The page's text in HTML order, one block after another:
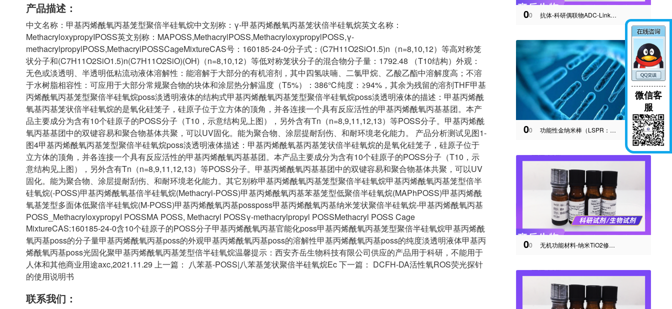
产品描述：
中文名称：甲基丙烯酰氧丙基笼型聚倍半硅氧烷中文别称：γ-甲基丙烯酰氧丙基笼状倍半硅氧烷英文名称：
MethacryloxypropyIPOSS英文别称：MAPOSS,MethacrylPOSS,MethacryloxypropylPOSS,γ-
methacrylpropylPOSS,MethacrylPOSSCageMixtureCAS号：160185-24-0分子式：(C7H11O2SiO1.5)n（n=8,10,12）等高对称笼
状分子和(C7H11O2SiO1.5)n(C7H11O2SiO)(OH)（n=8,10,12）等低对称笼状分子的混合物分子量：1792.48 （T10结构）外观：
无色或淡透明、半透明低粘流动液体溶解性：能溶解于大部分的有机溶剂，其中四氢呋喃、二氯甲烷、乙酸乙酯中溶解度高；不溶
于水树脂相容性：可应用于大部分常规聚合物的块体和涂层热分解温度（T5%）：386℃纯度：≥94%，其余为残留的溶剂THF甲基
丙烯酰氧丙基笼型聚倍半硅氧烷poss淡透明液体的结构式甲基丙烯酰氧丙基笼型聚倍半硅氧烷poss淡透明液体的描述：甲基丙烯酰
氧基丙基笼状倍半硅氧烷的是氧化硅笼子，硅原子位于立方体的顶角，并各连接一个具有反应活性的甲基丙烯酰氧丙基基团。本产
品主要成分为含有10个硅原子的POSS分子（T10，示意结构见上图），另外含有Tn（n=8,9,11,12,13）等POSS分子。甲基丙烯酰
氧丙基基团中的双键容易和聚合物基体共聚，可以UV固化。能为聚合物、涂层提耐刮伤、和耐环境老化能力。 产品分析测试见图1-
图4甲基丙烯酰氧丙基笼型聚倍半硅氧烷poss淡透明液体描述：甲基丙烯酰氧基丙基笼状倍半硅氧烷的是氧化硅笼子，硅原子位于
立方体的顶角，并各连接一个具有反应活性的甲基丙烯酰氧丙基基团。本产品主要成分为含有10个硅原子的POSS分子（T10，示
意结构见上图），另外含有Tn（n=8,9,11,12,13）等POSS分子。甲基丙烯酰氧丙基基团中的双键容易和聚合物基体共聚，可以UV
固化。能为聚合物、涂层提耐刮伤、和耐环境老化能力。其它别称甲基丙烯酰氧丙基笼型聚倍半硅氧烷甲基丙烯酰氧丙基笼型倍半
硅氧烷(-POSS)甲基丙烯酰氧基倍半硅氧烷(Methacryl-POSS)甲基丙烯酰氧丙基苯基笼型低聚倍半硅氧烷(MAPhPOSS)甲基丙烯酰
氧基笼型多面体低聚倍半硅氧烷(M-POSS)甲基丙烯酰氧丙基possposs甲基丙烯酰氧丙基纳米笼状聚倍半硅氧烷-甲基丙烯酰氧丙基
POSS_MethacryloxypropyI POSSMA POSS, Methacryl POSSγ-methacrylpropyl POSSMethacryl POSS Cage
MixtureCAS:160185-24-0含10个硅原子的POSS分子甲基丙烯酰氧丙基官能化poss甲基丙烯酰氧丙基笼型聚倍半硅氧烷甲基丙烯酰
氧丙基poss的分子量甲基丙烯酰氧丙基poss的外观甲基丙烯酰氧丙基poss的溶解性甲基丙烯酰氧丙基poss的纯度淡透明液体甲基丙
烯酰氧丙基poss光固化聚甲基丙烯酰氧丙基笼型倍半硅氧烷温馨提示：西安齐岳生物科技有限公司供应的产品用于科研，不能用于
人体和其他商业用途axc,2021.11.29 上一篇： 八苯基-POSS|八苯基笼状聚倍半硅氧烷Ec 下一篇： DCFH-DA活性氧ROS荧光探针
的使用说明书
联系我们：
00 抗体-科研偶联物ADC-Linker供应商-西安齐岳生物
00 功能性金纳米棒（LSPR：808nm）
00 无机功能材料-纳米TiO2修饰Pt/Au/Pd/Ag贵金属
微信客
服